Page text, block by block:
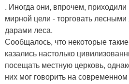
. Иногда они, впрочем, приходили
мирной цели - торговать
дарами леса.
Сообщалось, что некоторые
казались настолько
посещать местную церковь,
них мог говорить на